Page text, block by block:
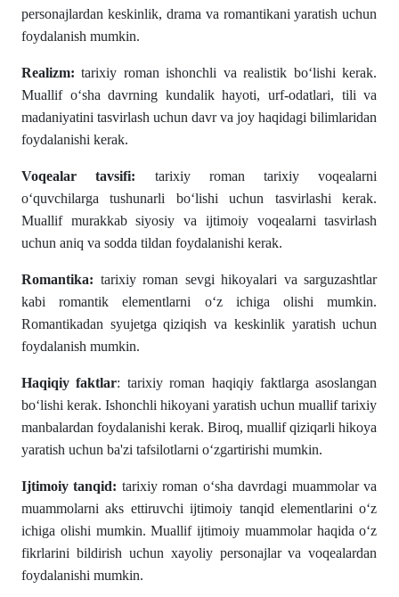
personajlardan keskinlik, drama va romantikani yaratish uchun
foydalanish mumkin.
Realizm: tarixiy roman ishonchli va realistik bo‘lishi kerak.
Muallif o‘sha davrning kundalik hayoti, urf-odatlari, tili va
madaniyatini tasvirlash uchun davr va joy haqidagi bilimlaridan
foydalanishi kerak.
Voqealar tavsifi: tarixiy roman tarixiy voqealarni
o‘quvchilarga tushunarli bo‘lishi uchun tasvirlashi kerak.
Muallif murakkab siyosiy va ijtimoiy voqealarni tasvirlash
uchun aniq va sodda tildan foydalanishi kerak.
Romantika: tarixiy roman sevgi hikoyalari va sarguzashtlar
kabi romantik elementlarni o‘z ichiga olishi mumkin.
Romantikadan syujetga qiziqish va keskinlik yaratish uchun
foydalanish mumkin.
Haqiqiy faktlar: tarixiy roman haqiqiy faktlarga asoslangan
bo‘lishi kerak. Ishonchli hikoyani yaratish uchun muallif tarixiy
manbalardan foydalanishi kerak. Biroq, muallif qiziqarli hikoya
yaratish uchun ba'zi tafsilotlarni o‘zgartirishi mumkin.
Ijtimoiy tanqid: tarixiy roman o‘sha davrdagi muammolar va
muammolarni aks ettiruvchi ijtimoiy tanqid elementlarini o‘z
ichiga olishi mumkin. Muallif ijtimoiy muammolar haqida o‘z
fikrlarini bildirish uchun xayoliy personajlar va voqealardan
foydalanishi mumkin.